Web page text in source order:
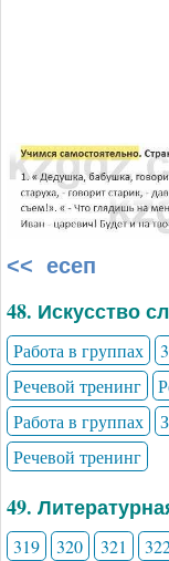
<< есеп
48. Искусство
Работа в группах
Речевой тренинг
Работа в группах
Речевой тренинг
49.
319 320 321